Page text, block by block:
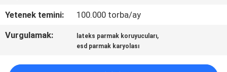
TEKLIF
ISTEĞI
Yetenek temini:
100.000 torba/ay
Vurgulamak:
lateks parmak koruyucuları,
esd parmak karyolası